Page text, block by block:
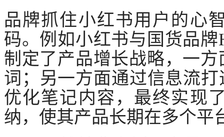
品牌抓住小红书用户的心
码。例如小红书与国货品牌
制定了产品增长战略，一
词；另一方面通过信息流
优化笔记内容，最终实现
纳，使其产品长期在多个平